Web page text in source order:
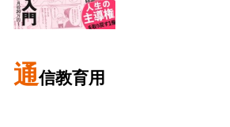
通信教育用